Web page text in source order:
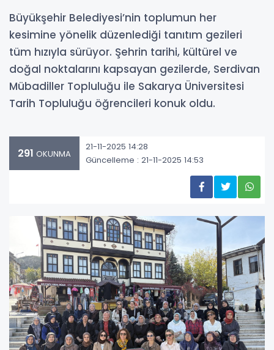
Büyükşehir Belediyesi’nin toplumun her
kesimine yönelik düzenlediği tanıtım gezileri
tüm hızıyla sürüyor. Şehrin tarihi, kültürel ve
doğal noktalarını kapsayan gezilerde, Serdivan
Mübadiller Topluluğu ile Sakarya Üniversitesi
Tarih Topluluğu öğrencileri konuk oldu.
291 OKUNMA
21-11-2025 14:28
Güncelleme : 21-11-2025 14:53